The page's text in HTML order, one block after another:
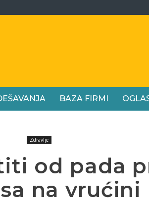
BAZA FIRMI
Zdravlje
od pada
na vrućini